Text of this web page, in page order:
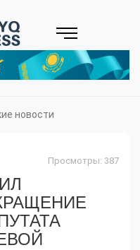
новости
Просмотры: 387